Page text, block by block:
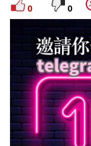
0 0